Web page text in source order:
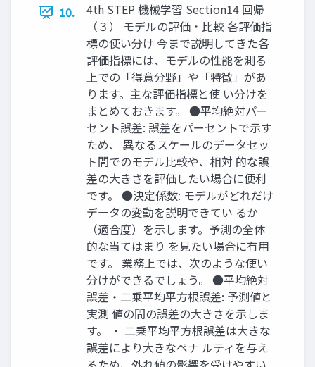
10.
4th STEP 機械学習 Section14 回帰
（３） モデルの評価・比較 各評価指
標の使い分け 今まで説明してきた各
評価指標には、モデルの性能を測る
上での「得意分野」や「特徴」があ
ります。主な評価指標と使 い分けを
まとめておきます。 ●平均絶対パー
セント誤差: 誤差をパーセントで示す
ため、 異なるスケールのデータセッ
ト間でのモデル比較や、相対 的な誤
差の大きさを評価したい場合に便利
です。 ●決定係数: モデルがどれだけ
データの変動を説明できてい るか
（適合度）を示します。予測の全体
的な当てはまり を見たい場合に有用
です。 業務上では、次のような使い
分けができるでしょう。 ●平均絶対
誤差・二乗平均平方根誤差: 予測値と
実測 値の間の誤差の大きさを示しま
す。 ・ 二乗平均平方根誤差は大きな
誤差により大きなペナ ルティを与え